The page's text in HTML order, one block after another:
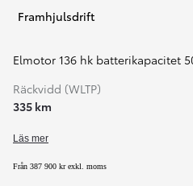
Framhjulsdrift
Elmotor 136 hk batterikapacitet
Räckvidd (WLTP)
335 km
Läs mer
Från 387 900 kr exkl. moms